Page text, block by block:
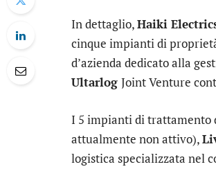
In dettaglio,Haiki
cinque impianti di
d’azienda dedicato alla
Ultarlog Joint Venture
I 5 impianti di trattamento
attualmente non attivo),
logistica specializzata nel